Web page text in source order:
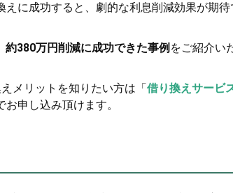
に成功すると、劇的な利息削減効果が期待
380万円削減に成功できた事例 をご紹介い
メリットを知りたい方は「 借り換えサービ
申し込み頂けます。